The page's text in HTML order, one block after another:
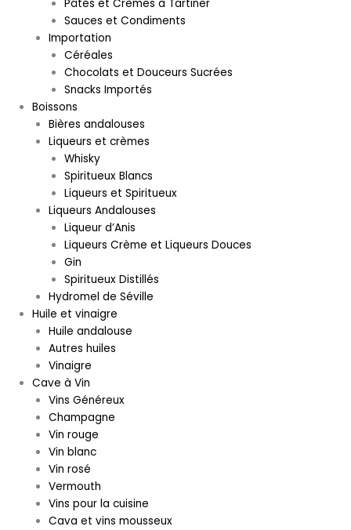
Pâtés et Crèmes à Tartiner
Sauces et Condiments
Importation
Céréales
Chocolats et Douceurs Sucrées
Snacks Importés
Boissons
Bières andalouses
Liqueurs et crèmes
Whisky
Spiritueux Blancs
Liqueurs et Spiritueux
Liqueurs Andalouses
Liqueur d’Anis
Liqueurs Crème et Liqueurs Douces
Gin
Spiritueux Distillés
Hydromel de Séville
Huile et vinaigre
Huile andalouse
Autres huiles
Vinaigre
Cave à Vin
Vins Généreux
Champagne
Vin rouge
Vin blanc
Vin rosé
Vermouth
Vins pour la cuisine
Cava et vins mousseux